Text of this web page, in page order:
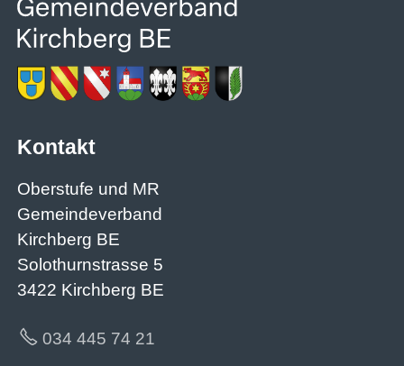
Kontakt
Oberstufe und MR
Gemeindeverband
Kirchberg BE
Solothurnstrasse 5
3422 Kirchberg BE
034 445 74 21